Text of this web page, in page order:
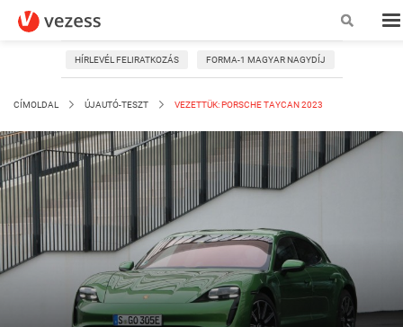
HÍRLEVÉL FELIRATKOZÁS FORMA-1 MAGYAR NAGYDÍJ
CÍMOLDAL ÚJAUTÓ-TESZT VEZETTÜK: PORSCHE TAYCAN 2023